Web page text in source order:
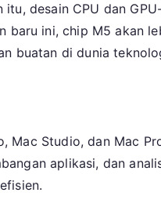
desain CPU dan
baru ini, chip M5 akan
buatan di dunia
Studio, dan Mac
aplikasi, dan